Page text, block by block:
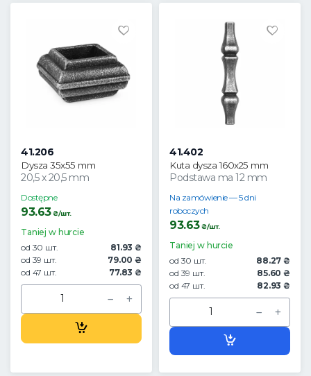
41.206
Dysza 35x55 mm
20,5 x 20,5 mm
Dostępne
93.63₴/шт.
Taniej w hurcie
od 30 шт.
81.93 ₴
od 39 шт.
79.00 ₴
od 47 шт.
77.83 ₴
41.402
Kuta dysza 160x25 mm
Podstawa ma 12 mm
Na zamówienie — 5 dni
roboczych
93.63₴/шт.
Taniej w hurcie
od 30 шт.
88.27 ₴
od 39 шт.
85.60 ₴
od 47 шт.
82.93 ₴